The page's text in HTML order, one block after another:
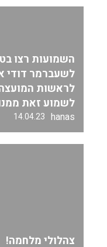
השמועות רצו
לשעברמר דודי
לראשות
לשמוע זאת
hanas
14.04.23
צהלולי מלחמה!